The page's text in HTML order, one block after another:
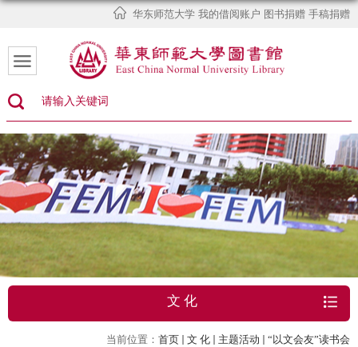
华东师范大学 我的借阅账户 图书捐赠 手稿捐赠
文 化
当前位置： 首页 文 化 主题活动 “以文会友”读书会